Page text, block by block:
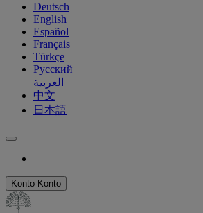
Deutsch
English
Español
Français
Türkçe
Русский
العربية
中文
日本語
Konto Konto